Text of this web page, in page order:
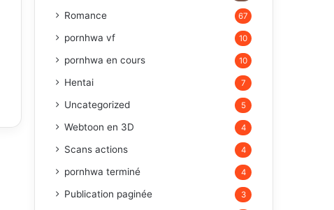
Romance 67
pornhwa vf 10
pornhwa en cours 10
Hentai 7
Uncategorized 5
Webtoon en 3D 4
Scans actions 4
pornhwa terminé 4
Publication paginée 3